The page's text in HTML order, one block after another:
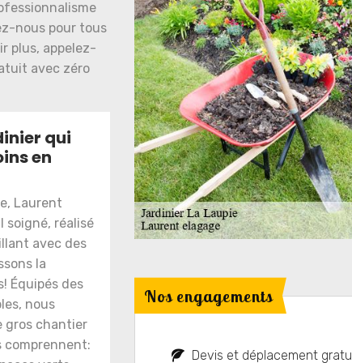
nous pour tous
plus, appelez-
avec zéro
qui
en
Laurent
soigné, réalisé
avec des
la
Équipés des
nous
gros chantier
comprennent:
Nos engagements
Devis et déplacement